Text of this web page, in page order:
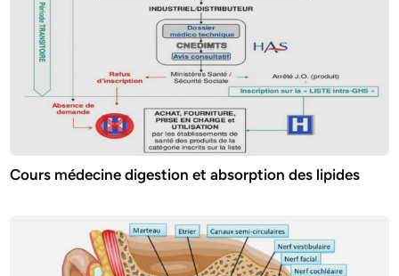
Cours médecine digestion et absorption des lipides